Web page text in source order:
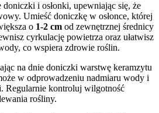
i osłonki, upewniając się, że
Umieść doniczkę w osłonce, której
o 1-2 cm od zewnętrznej średnicy
cyrkulację powietrza oraz ułatwisz
co wspiera zdrowie roślin.
na dnie doniczki warstwę keramzytu
w odprowadzeniu nadmiaru wody i
Regularnie kontroluj wilgotność
rośliny.